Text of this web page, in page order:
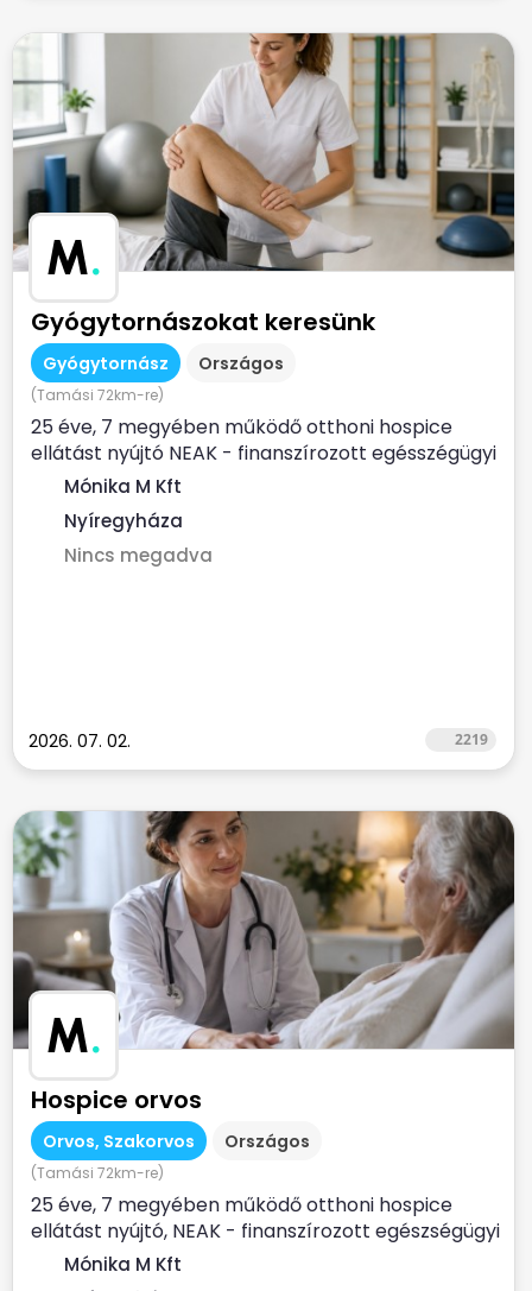
M.
Gyógytornászokat keresünk
Gyógytornász Országos
(Tamási 72km-re)
25 éve, 7 megyében működő otthoni hospice
ellátást nyújtó NEAK - finanszírozott egésszégügyi
szolgálat...
Mónika M Kft
Nyíregyháza
Nincs megadva
2026. 07. 02. 2219
M.
Hospice orvos
Orvos, Szakorvos Országos
(Tamási 72km-re)
25 éve, 7 megyében működő otthoni hospice
ellátást nyújtó, NEAK - finanszírozott egészségügyi
szolgálat...
Mónika M Kft